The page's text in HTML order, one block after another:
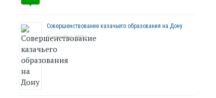
Совершенствование казачьего образования на Дону
9 октября, 2024